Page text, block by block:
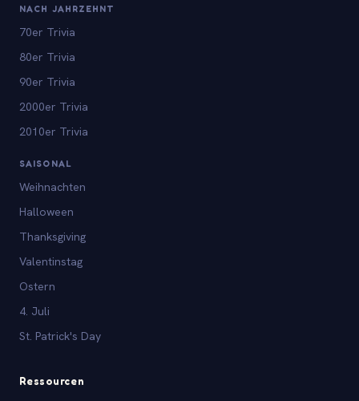
NACH JAHRZEHNT
70er Trivia
80er Trivia
90er Trivia
2000er Trivia
2010er Trivia
SAISONAL
Weihnachten
Halloween
Thanksgiving
Valentinstag
Ostern
4. Juli
St. Patrick's Day
Ressourcen